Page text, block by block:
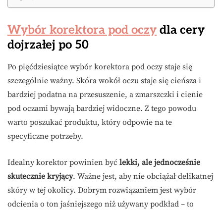
Wybór korektora pod oczy dla cery
dojrzałej po 50
Po pięćdziesiątce wybór korektora pod oczy staje się
szczególnie ważny. Skóra wokół oczu staje się cieńsza i
bardziej podatna na przesuszenie, a zmarszczki i cienie
pod oczami bywają bardziej widoczne. Z tego powodu
warto poszukać produktu, który odpowie na te
specyficzne potrzeby.
Idealny korektor powinien być lekki, ale jednocześnie
skutecznie kryjący. Ważne jest, aby nie obciążał delikatnej
skóry w tej okolicy. Dobrym rozwiązaniem jest wybór
odcienia o ton jaśniejszego niż używany podkład – to